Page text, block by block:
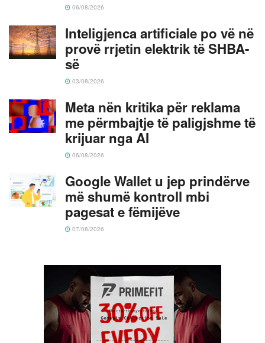
06/08/2026
Inteligjenca artificiale po vë në
provë rrjetin elektrik të SHBA-
së
03/08/2026
Meta nën kritika për reklama
me përmbajtje të paligjshme të
krijuar nga AI
06/08/2026
Google Wallet u jep prindërve
më shumë kontroll mbi
pagesat e fëmijëve
07/08/2026